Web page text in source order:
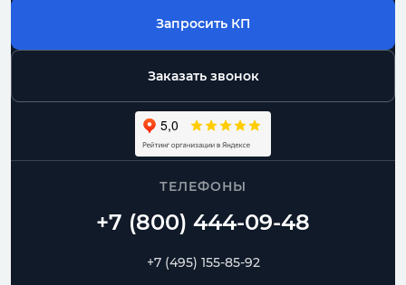
Запросить КП
Заказать звонок
ТЕЛЕФОНЫ
+7 (495) 155-85-92